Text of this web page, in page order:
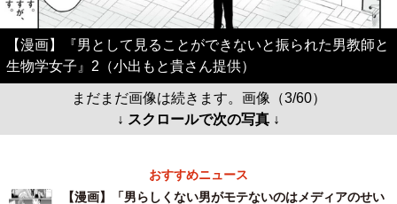
【漫画】『男として見ることができないと振られた男教師と
生物学女子』2（小出もと貴さん提供）
まだまだ画像は続きます。画像（3/60）
↓ スクロールで次の写真 ↓
おすすめニュース
【漫画】「男らしくない男がモテないのはメディアのせい